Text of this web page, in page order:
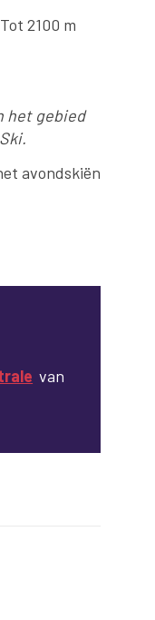
2100 m
het gebied
avondskiën
van